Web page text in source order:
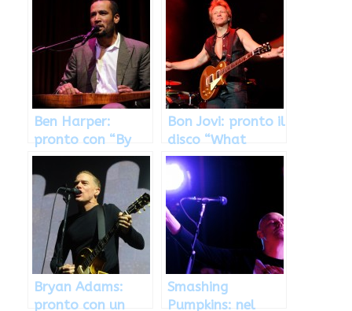
Ben Harper:
pronto con “By
my side” e un tour
in acustico
Bon Jovi: pronto il
disco “What
About Now” per il
2013
Bryan Adams:
pronto con un
Smashing
Pumpkins: nel